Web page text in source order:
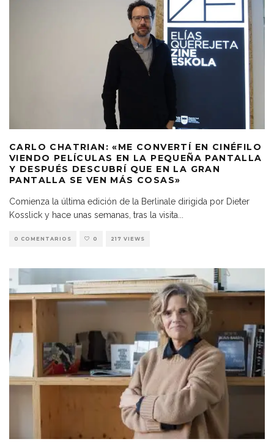
CARLO CHATRIAN: «ME CONVERTÍ EN CINÉFILO
VIENDO PELÍCULAS EN LA PEQUEÑA PANTALLA
Y DESPUÉS DESCUBRÍ QUE EN LA GRAN
PANTALLA SE VEN MÁS COSAS»
Comienza la última edición de la Berlinale dirigida por Dieter
Kosslick y hace unas semanas, tras la visita...
0 COMENTARIOS 0 217 VIEWS